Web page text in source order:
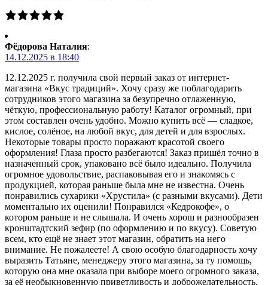
Фёдорова Наталия:
14.12.2025 в 18:40
12.12.2025 г. получила свой первый заказ от интернет-
магазина «Вкус традиций». Хочу сразу же поблагодарить
сотрудников этого магазина за безупречно отлаженную,
чёткую, профессиональную работу! Каталог огромный, при
этом составлен очень удобно. Можно купить всё — сладкое,
кислое, солёное, на любой вкус, для детей и для взрослых.
Некоторые товары просто поражают красотой своего
оформления! Глаза просто разбегаются! Заказ пришёл точно в
назначенный срок, упаковано всё было идеально. Получила
огромное удовольствие, распаковывая его и знакомясь с
продукцией, которая раньше была мне не известна. Очень
понравились сухарики «Хрустила» (с разными вкусами). Дети
моментально их оценили! Понравился «Кедрокофе», о
котором раньше и не слышала. И очень хорош и разнообразен
кронштадтский зефир (по оформлению и по вкусу). Советую
всем, кто ещё не знает этот магазин, обратить на него
внимание. Не пожалеете! А свою особую благодарность хочу
выразить Татьяне, менеджеру этого магазина, за ту помощь,
которую она мне оказала при выборе моего огромного заказа,
за её необыкновенную приветливость и доброжелательность,